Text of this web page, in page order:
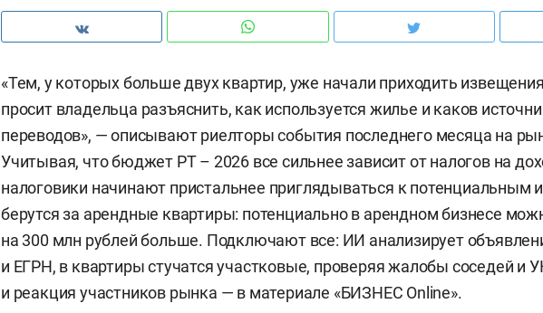
«Тем, у которых больше двух квартир, уже начали приходить
просит владельца разъяснить, как используется жилье и каков
переводов», — описывают риелторы события последнего месяца на
Учитывая, что бюджет РТ – 2026 все сильнее зависит от налогов на
налоговики начинают пристальнее приглядываться к потенциальным
берутся за арендные квартиры: потенциально в арендном бизнесе
на 300 млн рублей больше. Подключают все: ИИ анализирует
и ЕГРН, в квартиры стучатся участковые, проверяя жалобы соседей и
и реакция участников рынка — в материале «БИЗНЕС Online».